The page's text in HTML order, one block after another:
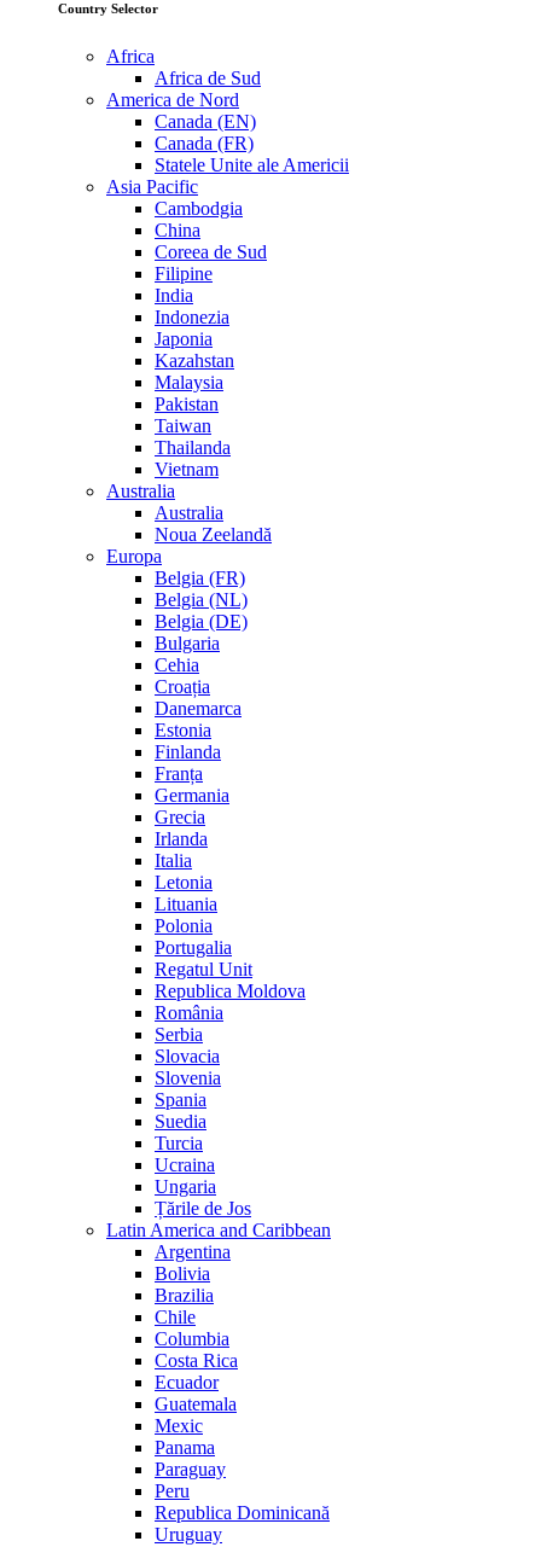
Country Selector
Africa
Africa de Sud
America de Nord
Canada (EN)
Canada (FR)
Statele Unite ale Americii
Asia Pacific
Cambodgia
China
Coreea de Sud
Filipine
India
Indonezia
Japonia
Kazahstan
Malaysia
Pakistan
Taiwan
Thailanda
Vietnam
Australia
Australia
Noua Zeelandă
Europa
Belgia (FR)
Belgia (NL)
Belgia (DE)
Bulgaria
Cehia
Croația
Danemarca
Estonia
Finlanda
Franța
Germania
Grecia
Irlanda
Italia
Letonia
Lituania
Polonia
Portugalia
Regatul Unit
Republica Moldova
România
Serbia
Slovacia
Slovenia
Spania
Suedia
Turcia
Ucraina
Ungaria
Țările de Jos
Latin America and Caribbean
Argentina
Bolivia
Brazilia
Chile
Columbia
Costa Rica
Ecuador
Guatemala
Mexic
Panama
Paraguay
Peru
Republica Dominicană
Uruguay